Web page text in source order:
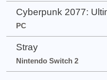
Cyberpunk 2077:
PC
Stray
Nintendo Switch 2